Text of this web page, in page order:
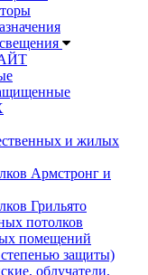
и жилых
Армстронг и
Грильято
потолков
помещений
защиты)
облучатели,